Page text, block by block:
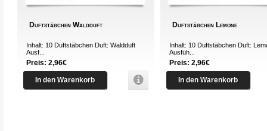
Duftstäbchen Waldduft
Inhalt: 10 Duftstäbchen Duft: Waldduft
Ausf...
Preis: 2,96€
In den Warenkorb
Duftstäbchen Lemone
Inhalt: 10 Duftstäbchen Duft:
Ausfüh...
Preis: 2,96€
In den Warenkorb